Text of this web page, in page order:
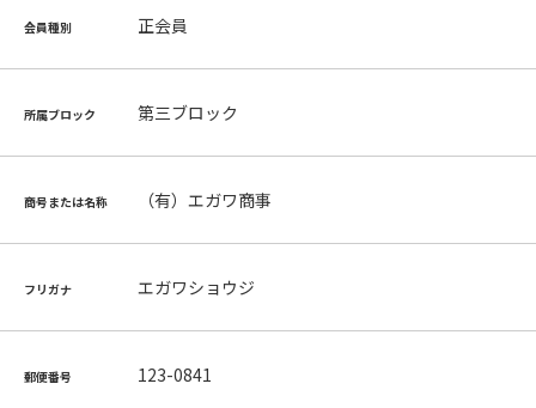
会員種別 正会員
所属ブロック 第三ブロック
商号または名称 （有）エガワ商事
フリガナ エガワショウジ
郵便番号 123-0841